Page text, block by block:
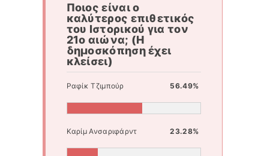
Ποιος είναι ο
καλύτερος επιθετικός
του Ιστορικού για τον
21ο αιώνα; (Η
δημοσκόπηση έχει
κλείσει)
Ραφίκ Τζιμπούρ 56.49%
Καρίμ Ανσαριφάρντ 23.28%